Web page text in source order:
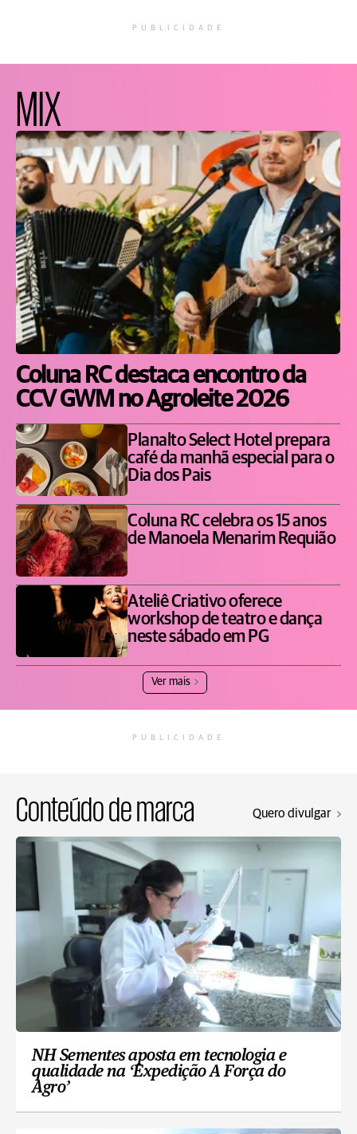
PUBLICIDADE
MIX
Coluna RC destaca encontro da
CCV GWM no Agroleite 2026
Planalto Select Hotel prepara
café da manhã especial para o
Dia dos Pais
Coluna RC celebra os 15 anos
de Manoela Menarim Requião
Ateliê Criativo oferece
workshop de teatro e dança
neste sábado em PG
Ver mais
PUBLICIDADE
Conteúdo de marca Quero divulgar
NH Sementes aposta em tecnologia e
qualidade na ‘Expedição A Força do
Agro’